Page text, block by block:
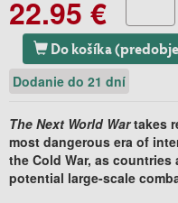
22.95 €
Do košíka
Dodanie do 21 dní
The Next World Wartakes
most dangerous era of
the Cold War, as
potential large-scale